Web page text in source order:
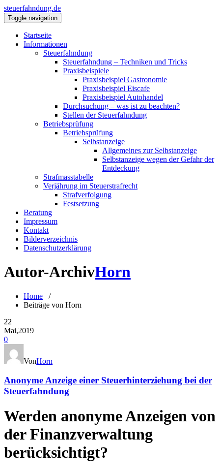
steuerfahndung.de
Toggle navigation
Startseite
Informationen
Steuerfahndung
Steuerfahndung – Techniken und Tricks
Praxisbeispiele
Praxisbeispiel Gastronomie
Praxisbeispiel Eiscafe
Praxisbeispiel Autohandel
Durchsuchung – was ist zu beachten?
Stellen der Steuerfahndung
Betriebsprüfung
Betriebsprüfung
Selbstanzeige
Allgemeines zur Selbstanzeige
Selbstanzeige wegen der Gefahr der
Entdeckung
Strafmasstabelle
Verjährung im Steuerstrafrecht
Strafverfolgung
Festsetzung
Beratung
Impressum
Kontakt
Bilderverzeichnis
Datenschutzerklärung
Autor-ArchivHorn
Home /
Beiträge von Horn
22
Mai,2019
0
VonHorn
Anonyme Anzeige einer Steuerhinterziehung bei der
Steuerfahndung
Werden anonyme Anzeigen von
der Finanzverwaltung
berücksichtigt?